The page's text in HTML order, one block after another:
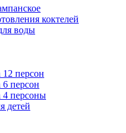
коктелей
воды
персон
персон
4 персоны
детей